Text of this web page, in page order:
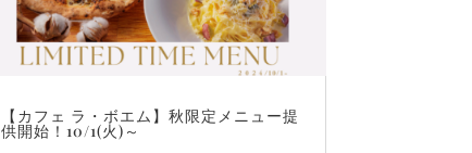
【カフェ ラ・ボエム】秋限定メニュー提
供開始！10/1(火)～